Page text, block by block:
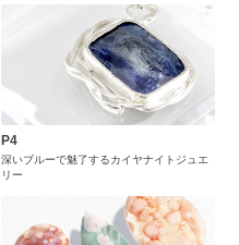
P4
深いブルーで魅了するカイヤナイトジュエ
リー